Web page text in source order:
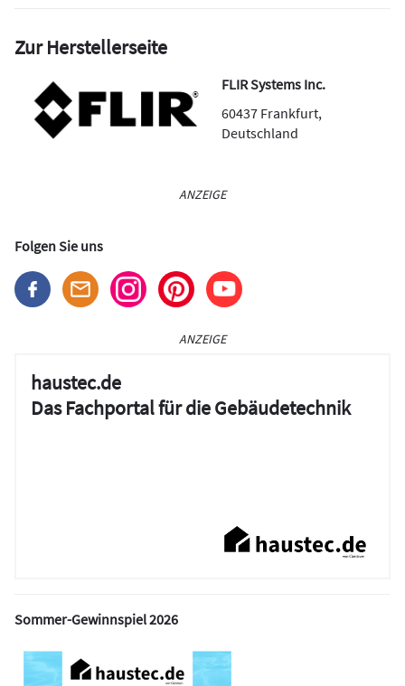
Zur Herstellerseite
FLIR Systems Inc.
60437 Frankfurt,
Deutschland
ANZEIGE
Folgen Sie uns
ANZEIGE
haustec.de
Das Fachportal für die Gebäudetechnik
Sommer-Gewinnspiel 2026